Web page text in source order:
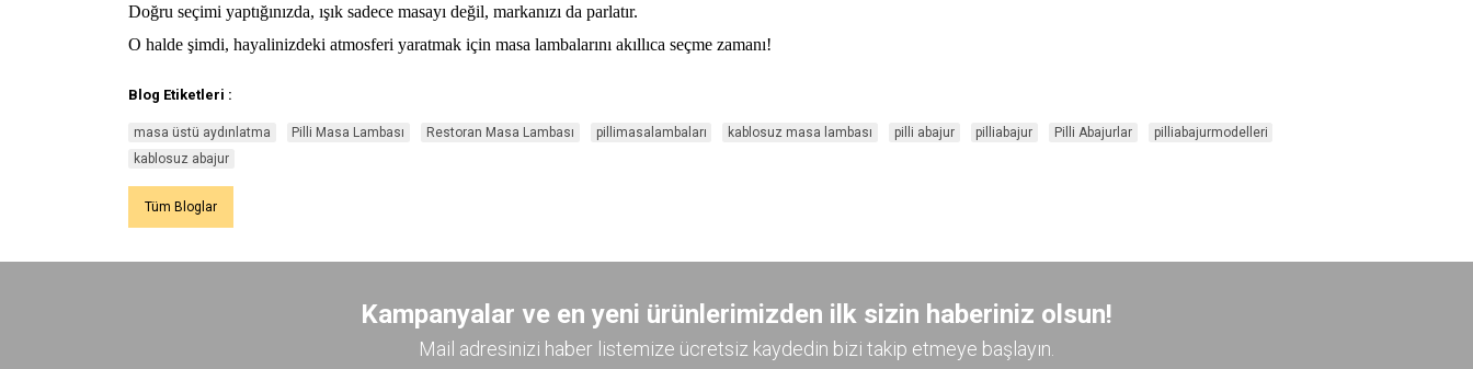
Doğru seçimi yaptığınızda, ışık sadece masayı değil, markanızı da parlatır.
O halde şimdi, hayalinizdeki atmosferi yaratmak için masa lambalarını akıllıca seçme zamanı!
Blog Etiketleri :
masa üstü aydınlatma Pilli Masa Lambası Restoran Masa Lambası pillimasalambaları kablosuz masa lambası pilli abajur pilliabajur Pilli Abajurlar
pilliabajurmodelleri
kablosuz abajur
Tüm Bloglar
Kampanyalar ve en yeni ürünlerimizden ilk sizin haberiniz olsun!
Mail adresinizi haber listemize ücretsiz kaydedin bizi takip etmeye başlayın.